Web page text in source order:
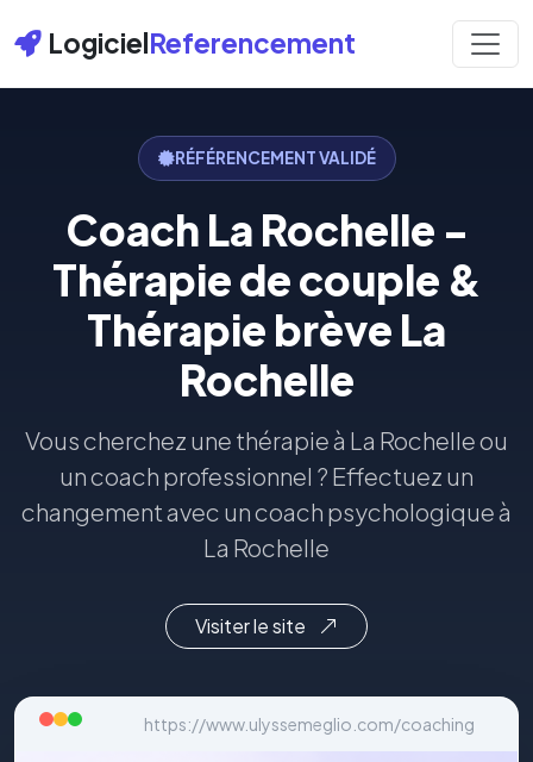
LogicielReferencement
RÉFÉRENCEMENT VALIDÉ
Coach La Rochelle -
Thérapie de couple &
Thérapie brève La
Rochelle
Vous cherchez une thérapie à La Rochelle ou
un coach professionnel ? Effectuez un
changement avec un coach psychologique à
La Rochelle
Visiter le site
https://www.ulyssemeglio.com/coaching